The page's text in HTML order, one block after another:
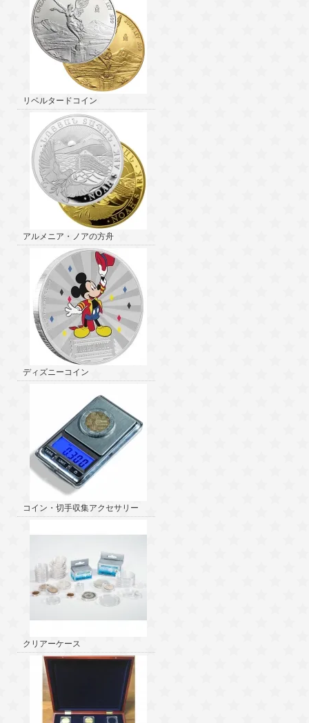
リベルタードコイン
アルメニア・ノアの方舟
ディズニーコイン
コイン・切手収集アクセサリー
クリアーケース